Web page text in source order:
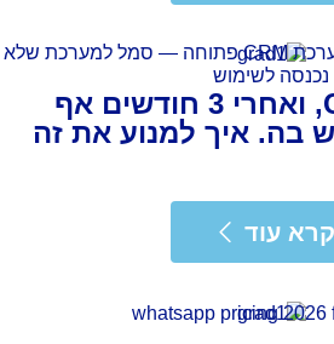
שילמת על CRM, ואחרי 3 חודשים אף
איך למנוע את זה
קרא עוד